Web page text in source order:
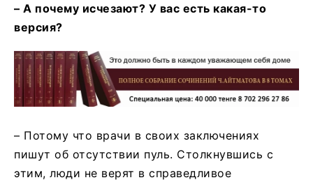
– А почему исчезают? У вас есть какая-то
версия?
– Потому что врачи в своих заключениях
пишут об отсутствии пуль. Столкнувшись с
этим, люди не верят в справедливое